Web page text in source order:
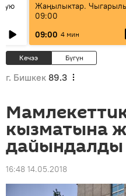
Жаңылыктар.
09:00
09:00 4 мин
Кечээ Бүгүн
г. Бишкек 89.3
кызматына
дайындалды
16:48 14.05.2018